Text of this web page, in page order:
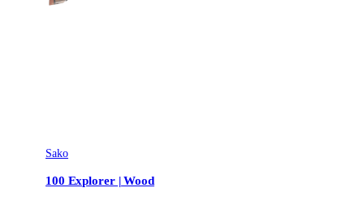
Sako
100 Explorer | Wood